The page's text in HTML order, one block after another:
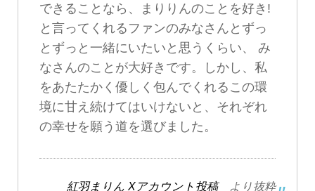
できることなら、まりりんのことを好き!
と言ってくれるファンのみなさんとずっ
とずっと一緒にいたいと思うくらい、 み
なさんのことが大好きです。しかし、私
をあたたかく優しく包んでくれるこの環
境に甘え続けてはいけないと、それぞれ
の幸せを願う道を選びました。
紅羽まりん Xアカウント投稿より抜粋